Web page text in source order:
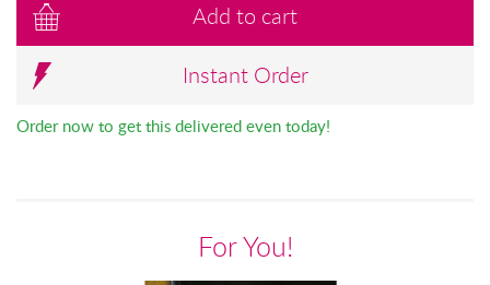
Add to cart
Instant Order
Order now to get this delivered even today!
For You!